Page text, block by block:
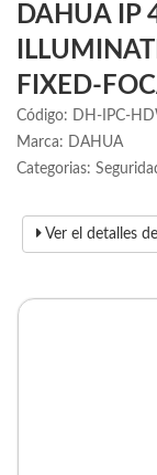
DAHUA IP
FIXED-
Código: DH-IPC-
Marca: DAHUA
Categorias:
Ver el detalles